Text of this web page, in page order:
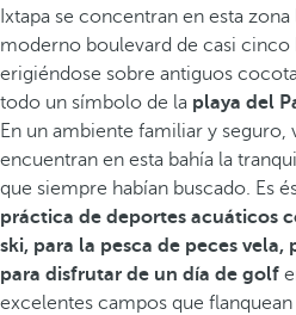
Ixtapa se concentran en esta
moderno boulevard de casi
erigiéndose sobre antiguos
todo un símbolo de la playa del
En un ambiente familiar y
encuentran en esta bahía la
que siempre habían buscado. Es
práctica de deportes acuáticos
ski, para la pesca de peces
para disfrutar de un día de golf
excelentes campos que